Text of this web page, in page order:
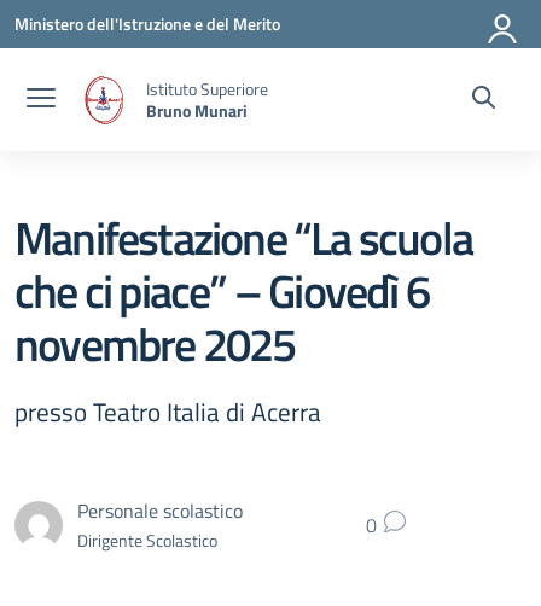
Vai ai contenuti
Vai al menu di navigazione
Vai al footer
Ministero dell'Istruzione e del Merito
Istituto Superiore
Bruno Munari
Manifestazione “La scuola
che ci piace” – Giovedì 6
novembre 2025
presso Teatro Italia di Acerra
Personale scolastico
Dirigente Scolastico 0